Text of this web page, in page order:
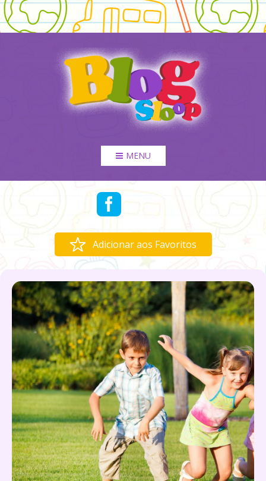
MENU
Adicionar aos Favoritos